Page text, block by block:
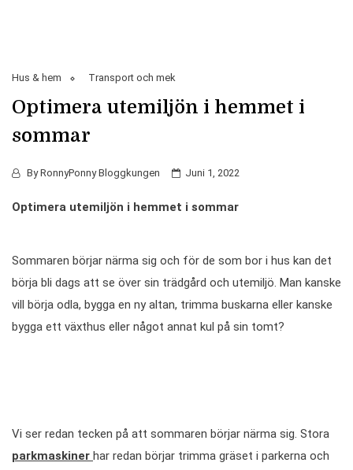
Hus & hem Transport och mek
Optimera utemiljön i hemmet i
sommar
ByRonnyPonny Bloggkungen Juni 1, 2022
Optimera utemiljön i hemmet i sommar
Sommaren börjar närma sig och för de som bor i hus kan det
börja bli dags att se över sin trädgård och utemiljö. Man kanske
vill börja odla, bygga en ny altan, trimma buskarna eller kanske
bygga ett växthus eller något annat kul på sin tomt?
Vi ser redan tecken på att sommaren börjar närma sig. Stora
parkmaskiner har redan börjar trimma gräset i parkerna och